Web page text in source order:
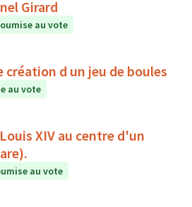
Girard
au vote
Place de l Europe création d un jeu de boules
au vote
au vote